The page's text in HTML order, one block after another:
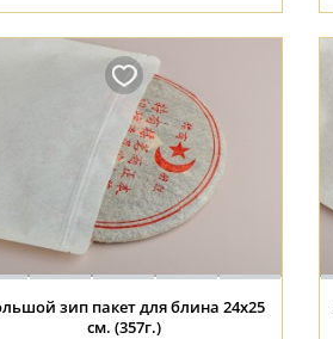
зип пакет для блина 24х25
см. (357г.)